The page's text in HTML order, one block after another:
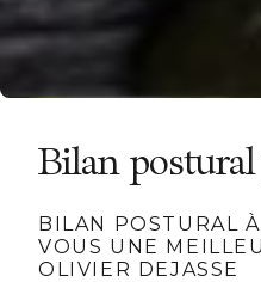
Bilan
BILAN POSTURAL
VOUS UNE
OLIVIER DEJASSE